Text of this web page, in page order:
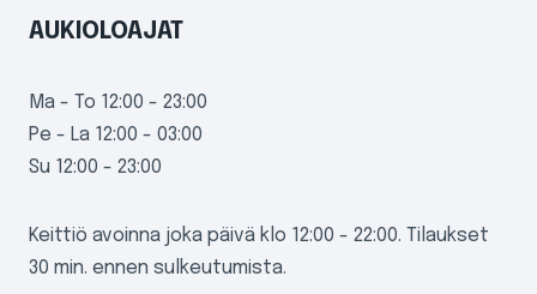
AUKIOLOAJAT
Ma - To 12:00 - 23:00
Pe - La 12:00 - 03:00
Su 12:00 - 23:00
Keittiö avoinna joka päivä klo 12:00 - 22:00. Tilaukset
30 min. ennen sulkeutumista.